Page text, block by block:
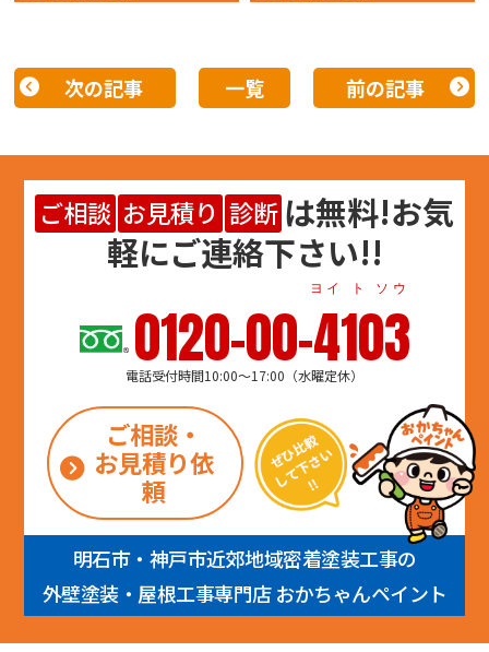
次の記事 一覧 前の記事
ご相談 お見積り 診断 は無料!お気
軽にご連絡下さい!!
0120-00-4103
ヨイ ト ソウ
電話受付時間10:00～17:00（水曜定休）
ご相談・
お見積り依
頼
明石市・神戸市近郊地域密着塗装工事の
外壁塗装・屋根工事専門店 おかちゃんペイント